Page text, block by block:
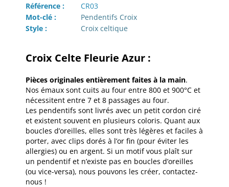
Référence :
CR03
Mot-clé :
Pendentifs Croix
Style :
Croix celtique
Croix Celte Fleurie Azur :
Pièces originales entièrement faites à la main.
Nos émaux sont cuits au four entre 800 et 900°C et
nécessitent entre 7 et 8 passages au four.
Les pendentifs sont livrés avec un petit cordon ciré
et existent souvent en plusieurs coloris. Quant aux
boucles d’oreilles, elles sont très légères et faciles à
porter, avec clips dorés à l’or fin (pour éviter les
allergies) ou en argent. Si un motif vous plaît sur
un pendentif et n’existe pas en boucles d’oreilles
(ou vice-versa), nous pouvons les créer, contactez-
nous !